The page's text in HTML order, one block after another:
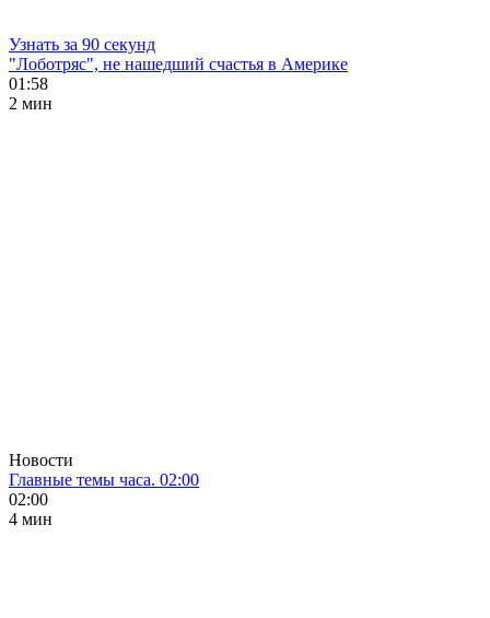
Узнать за 90 секунд
"Лоботряс", не нашедший счастья в Америке
01:58
2 мин
Новости
Главные темы часа. 02:00
02:00
4 мин